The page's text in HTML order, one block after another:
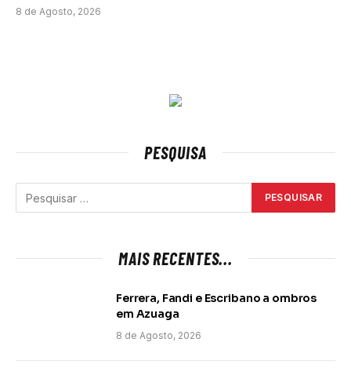
8 de Agosto, 2026
PESQUISA
MAIS RECENTES...
Ferrera, Fandi e Escribano a ombros
em Azuaga
8 de Agosto, 2026